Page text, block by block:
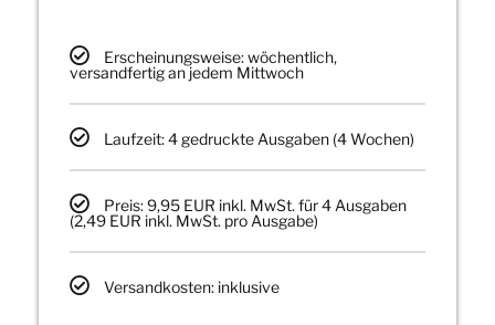
Erscheinungsweise: wöchentlich,
versandfertig an jedem Mittwoch
Laufzeit: 4 gedruckte Ausgaben (4 Wochen)
Preis: 9,95 EUR inkl. MwSt. für 4 Ausgaben
(2,49 EUR inkl. MwSt. pro Ausgabe)
Versandkosten: inklusive